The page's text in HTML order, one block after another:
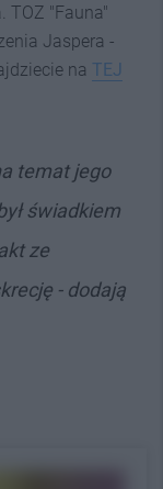
TOZ "Fauna"
Jaspera -
na TEJ
temat jego
świadkiem
ze
- dodają